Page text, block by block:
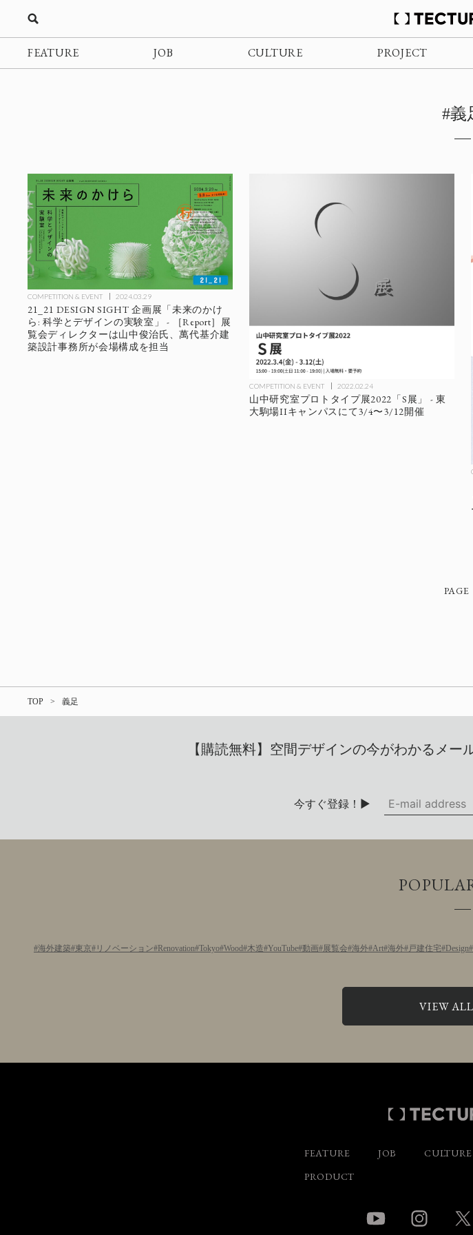
FEATURE JOB CULTURE PROJECT
#義
COMPETITION & EVENT 2024.03.29
21_21 DESIGN SIGHT 企画展「未来のかけ
ら: 科学とデザインの実験室」 - ［Report］展
覧会ディレクターは山中俊治氏、萬代基介建
築設計事務所が会場構成を担当
COMPETITION & EVENT 2022.02.24
山中研究室プロトタイプ展2022「S展」 - 東
大駒場IIキャンパスにて3/4〜3/12開催
TOP 義足
【購読無料】空間デザインの今がわかるメ
今すぐ登録！▶
海外建築 東京 リノベーション Renovation Tokyo Wood 木造 YouTube 動画 展覧会 海外 Art 海外 戸建住宅 Design
VIEW
FEATURE JOB CULTURE
PRODUCT
YouTube Instagram